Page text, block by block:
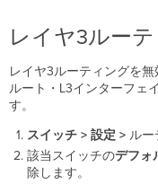
レイヤ3ルー
レイヤ3ルーティングを
ルート・L3インターフェ
す。
スイッチ > 設定 > ルー
該当スイッチのデフォ
除します。